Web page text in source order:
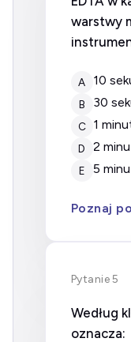
warstwy
A 10
B 30
C 1
D 2
E 5
Poznaj
Pytanie 5
Według
oznacza: